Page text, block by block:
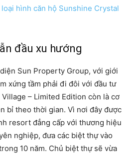
loại hình căn hộ Sunshine Crystal
đầu xu hướng
Sun Property Group, với giới
xứng tầm phải đi đôi với đầu tư
– Limited Edition còn là cơ
bỉ theo thời gian. Vì nơi đây được
resort đẳng cấp với thương hiệu
nghiệp, đưa các biệt thự vào
10 năm. Chủ biệt thự sẽ vừa